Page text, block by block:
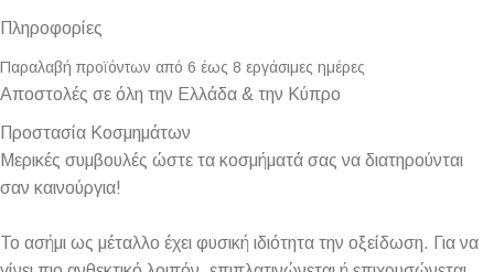
Πληροφορίες
Παραλαβή προϊόντων από 6 έως 8 εργάσιμες ημέρες
Αποστολές σε όλη την Ελλάδα & την Κύπρο
Προστασία Κοσμημάτων
Μερικές συμβουλές ώστε τα κοσμήματά σας να διατηρούνται
σαν καινούργια!
Το ασήμι ως μέταλλο έχει φυσική ιδιότητα την οξείδωση. Για να